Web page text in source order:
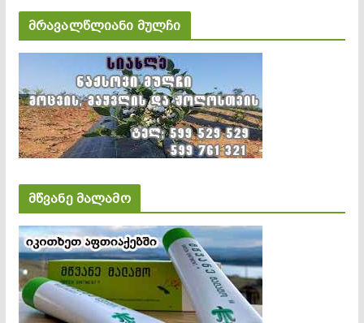
მრავალწლიანი მულჩი
მწვანე მალამო